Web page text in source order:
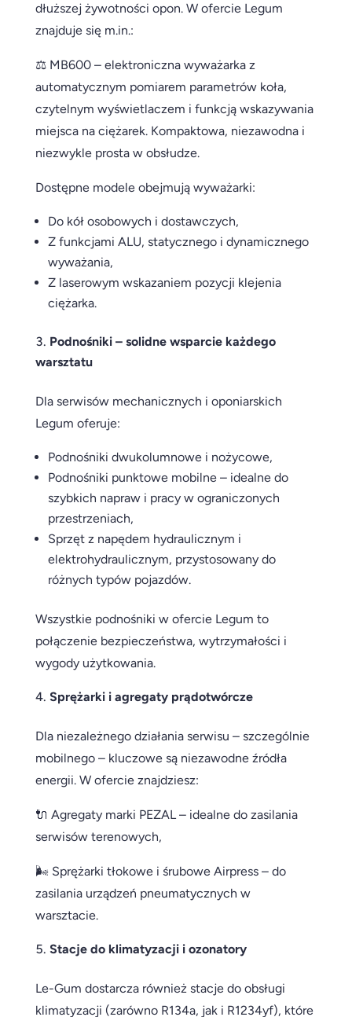
dłuższej żywotności opon. W ofercie Legum
znajduje się m.in.:
⚖️ MB600 – elektroniczna wyważarka z
automatycznym pomiarem parametrów koła,
czytelnym wyświetlaczem i funkcją wskazywania
miejsca na ciężarek. Kompaktowa, niezawodna i
niezwykle prosta w obsłudze.
Dostępne modele obejmują wyważarki:
Do kół osobowych i dostawczych,
Z funkcjami ALU, statycznego i dynamicznego
wyważania,
Z laserowym wskazaniem pozycji klejenia
ciężarka.
Podnośniki – solidne wsparcie każdego
warsztatu
Dla serwisów mechanicznych i oponiarskich
Legum oferuje:
Podnośniki dwukolumnowe i nożycowe,
Podnośniki punktowe mobilne – idealne do
szybkich napraw i pracy w ograniczonych
przestrzeniach,
Sprzęt z napędem hydraulicznym i
elektrohydraulicznym, przystosowany do
różnych typów pojazdów.
Wszystkie podnośniki w ofercie Legum to
połączenie bezpieczeństwa, wytrzymałości i
wygody użytkowania.
Sprężarki i agregaty prądotwórcze
Dla niezależnego działania serwisu – szczególnie
mobilnego – kluczowe są niezawodne źródła
energii. W ofercie znajdziesz:
🔌 Agregaty marki PEZAL – idealne do zasilania
serwisów terenowych,
🌬 Sprężarki tłokowe i śrubowe Airpress – do
zasilania urządzeń pneumatycznych w
warsztacie.
Stacje do klimatyzacji i ozonatory
Le-Gum dostarcza również stacje do obsługi
klimatyzacji (zarówno R134a, jak i R1234yf), które